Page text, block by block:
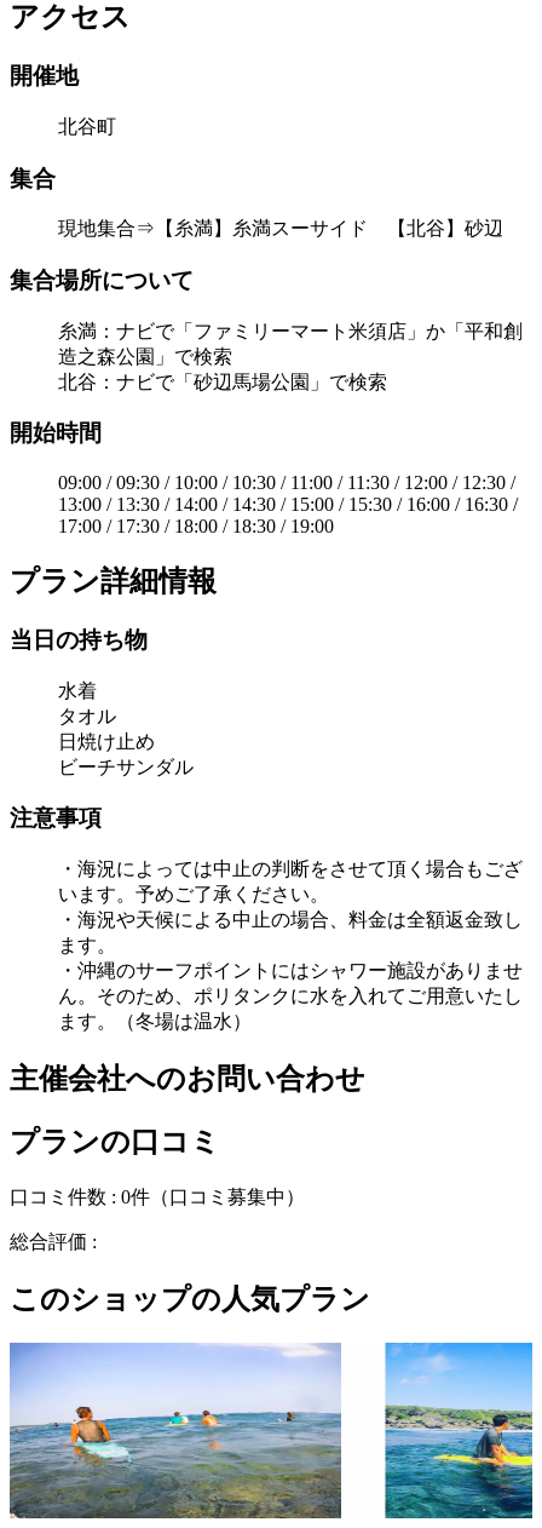
アクセス
開催地
北谷町
集合
現地集合⇒【糸満】糸満スーサイド 【北谷】砂辺
集合場所について
糸満：ナビで「ファミリーマート米須店」か「平和創
造之森公園」で検索
北谷：ナビで「砂辺馬場公園」で検索
開始時間
09:00 / 09:30 / 10:00 / 10:30 / 11:00 / 11:30 / 12:00 / 12:30 /
13:00 / 13:30 / 14:00 / 14:30 / 15:00 / 15:30 / 16:00 / 16:30 /
17:00 / 17:30 / 18:00 / 18:30 / 19:00
プラン詳細情報
当日の持ち物
水着
タオル
日焼け止め
ビーチサンダル
注意事項
・海況によっては中止の判断をさせて頂く場合もござ
います。予めご了承ください。
・海況や天候による中止の場合、料金は全額返金致し
ます。
・沖縄のサーフポイントにはシャワー施設がありませ
ん。そのため、ポリタンクに水を入れてご用意いたし
ます。（冬場は温水）
主催会社へのお問い合わせ
プランの口コミ
口コミ件数 : 0件 （口コミ募集中）
総合評価 :
このショップの人気プラン